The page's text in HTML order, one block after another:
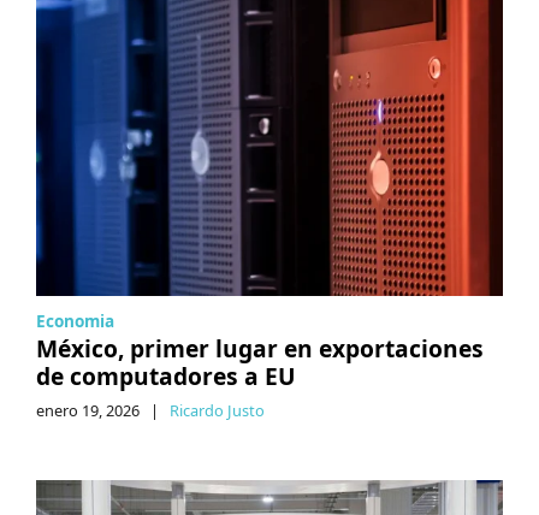
Economia
México, primer lugar en exportaciones
de computadores a EU
enero 19, 2026 | Ricardo Justo